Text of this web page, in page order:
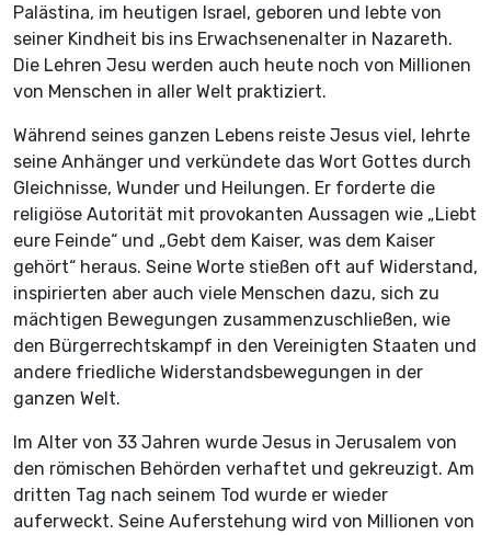
Palästina, im heutigen Israel, geboren und lebte von
seiner Kindheit bis ins Erwachsenenalter in Nazareth.
Die Lehren Jesu werden auch heute noch von Millionen
von Menschen in aller Welt praktiziert.
Während seines ganzen Lebens reiste Jesus viel, lehrte
seine Anhänger und verkündete das Wort Gottes durch
Gleichnisse, Wunder und Heilungen. Er forderte die
religiöse Autorität mit provokanten Aussagen wie „Liebt
eure Feinde“ und „Gebt dem Kaiser, was dem Kaiser
gehört“ heraus. Seine Worte stießen oft auf Widerstand,
inspirierten aber auch viele Menschen dazu, sich zu
mächtigen Bewegungen zusammenzuschließen, wie
den Bürgerrechtskampf in den Vereinigten Staaten und
andere friedliche Widerstandsbewegungen in der
ganzen Welt.
Im Alter von 33 Jahren wurde Jesus in Jerusalem von
den römischen Behörden verhaftet und gekreuzigt. Am
dritten Tag nach seinem Tod wurde er wieder
auferweckt. Seine Auferstehung wird von Millionen von